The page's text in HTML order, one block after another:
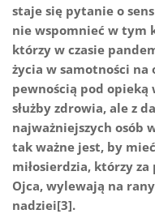
staje się pytanie o
nie wspomnieć w tym
którzy w czasie
życia w samotności
pewnością pod opieką
służby zdrowia, ale z
najważniejszych osób
tak ważne jest, by
miłosierdzia, którzy za
Ojca, wylewają na
nadziei[3].